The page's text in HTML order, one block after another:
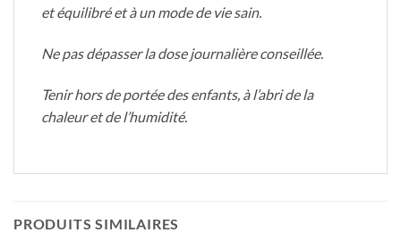
et équilibré et à un mode de vie sain.
Ne pas dépasser la dose journalière conseillée.
Tenir hors de portée des enfants, à l’abri de la
chaleur et de l’humidité.
PRODUITS SIMILAIRES